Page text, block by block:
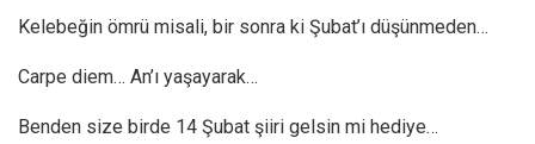
Kelebeğin ömrü misali, bir sonra ki Şubat’ı düşünmeden…
Carpe diem… An’ı yaşayarak…
Benden size birde 14 Şubat şiiri gelsin mi hediye…